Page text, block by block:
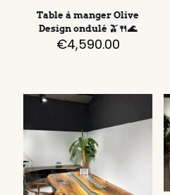
Table à manger Olive
Design ondulé 🫒🍴🌊
€4,590.00